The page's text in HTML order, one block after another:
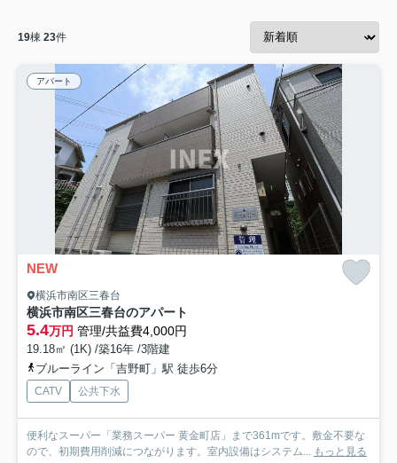
19棟 23件
アパート
NEW
横浜市南区三春台
横浜市南区三春台のアパート
5.4万円 管理/共益費4,000円
19.18㎡ (1K) /築16年 /3階建
ブルーライン「吉野町」駅 徒歩6分
CATV 公共下水
便利なスーパー「業務スーパー 黄金町店」まで361mです。敷金不要な
ので、初期費用削減につながります。室内設備はシステム... もっと見る